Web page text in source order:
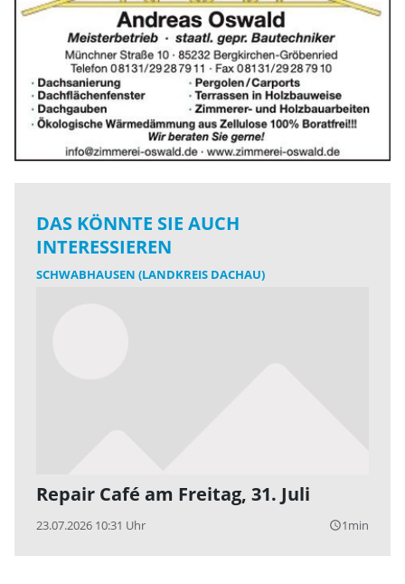
DAS KÖNNTE SIE AUCH
INTERESSIEREN
SCHWABHAUSEN (LANDKREIS DACHAU)
Repair Café am Freitag, 31. Juli
23.07.2026 10:31 Uhr query_builder1min